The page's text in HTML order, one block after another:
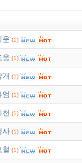
운 (1)
응 (1)
개 (1)
엄 (1)
천 (1)
사 (1)
철 (1)